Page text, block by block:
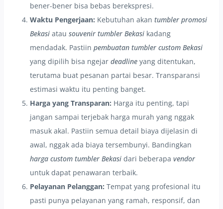
bener-bener bisa bebas berekspresi.
Waktu Pengerjaan: Kebutuhan akan tumbler promosi
Bekasi atau souvenir tumbler Bekasi kadang
mendadak. Pastiin pembuatan tumbler custom Bekasi
yang dipilih bisa ngejar deadline yang ditentukan,
terutama buat pesanan partai besar. Transparansi
estimasi waktu itu penting banget.
Harga yang Transparan: Harga itu penting, tapi
jangan sampai terjebak harga murah yang nggak
masuk akal. Pastiin semua detail biaya dijelasin di
awal, nggak ada biaya tersembunyi. Bandingkan
harga custom tumbler Bekasi dari beberapa vendor
untuk dapat penawaran terbaik.
Pelayanan Pelanggan: Tempat yang profesional itu
pasti punya pelayanan yang ramah, responsif, dan